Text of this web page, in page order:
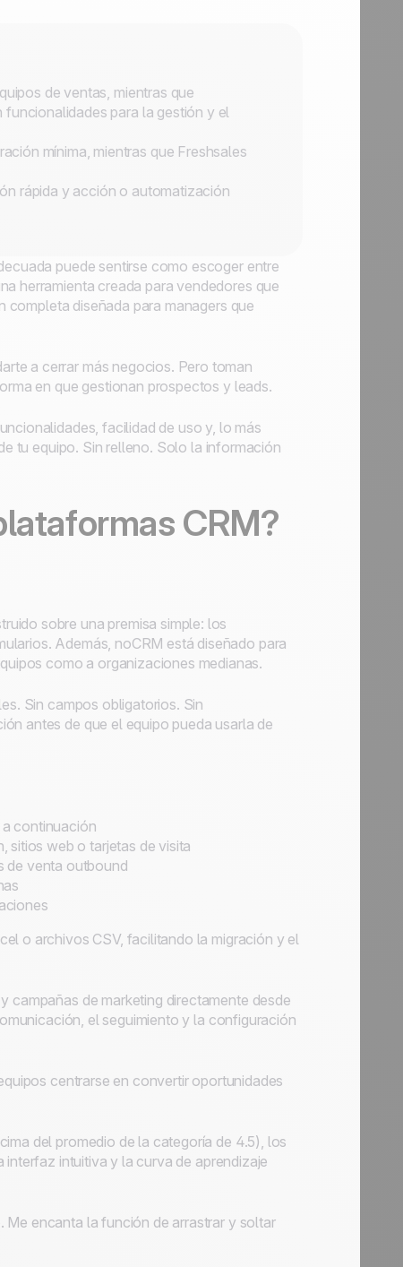
de ventas, mientras que
para la gestión y el
mínima, mientras que Freshsales
rápida y acción o automatización
puede sentirse como escoger entre
herramienta creada para vendedores que
diseñada para managers que
a cerrar más negocios. Pero toman
en que gestionan prospectos y leads.
facilidad de uso y, lo más
tu equipo. Sin relleno. Solo la información
CRM?
sobre una premisa simple: los
Además, noCRM está diseñado para
como a organizaciones medianas.
Sin campos obligatorios. Sin
antes de que el equipo pueda usarla de
continuación
sitios web o tarjetas de visita
de venta outbound
o archivos CSV, facilitando la migración y el
de marketing directamente desde
el seguimiento y la configuración
centrarse en convertir oportunidades
del promedio de la categoría de 4.5), los
intuitiva y la curva de aprendizaje
Me encanta la función de arrastrar y soltar